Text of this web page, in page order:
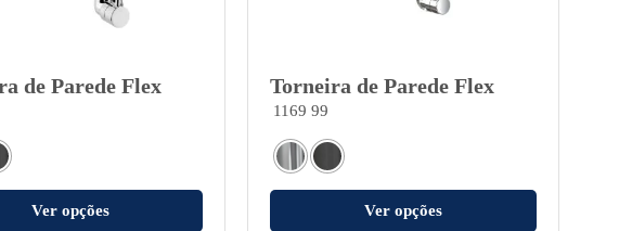
de Parede Flex
Ver opções
Torneira de Parede Flex
1169 99
Ver opções